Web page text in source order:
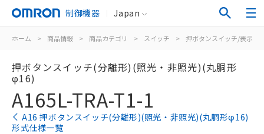
制御機器 Japan
ホーム > 商品情報 > 商品カテゴリ > スイッチ > 押ボタンスイッチ/表示灯
押ボタンスイッチ(分離形)(照光・非照光)(丸胴形
φ16)
A165L-TRA-T1-1
A16 押ボタンスイッチ(分離形)(照光・非照光)(丸胴形φ16)
形式仕様一覧